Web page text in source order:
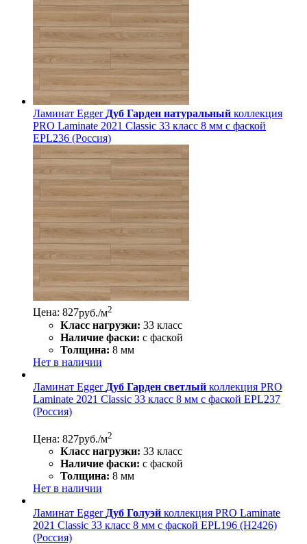
Ламинат Egger Дуб Гарден натуральный коллекция
PRO Laminate 2021 Classic 33 класс 8 мм с фаской
EPL236 (Россия)
Цена: 827руб./м2
Класс нагрузки: 33 класс
Наличие фаски: с фаской
Толщина: 8 мм
Нет в наличии
Ламинат Egger Дуб Гарден светлый коллекция PRO
Laminate 2021 Classic 33 класс 8 мм с фаской EPL237
(Россия)
Цена: 827руб./м2
Класс нагрузки: 33 класс
Наличие фаски: с фаской
Толщина: 8 мм
Нет в наличии
Ламинат Egger Дуб Голуэй коллекция PRO Laminate
2021 Classic 33 класс 8 мм с фаской EPL196 (H2426)
(Россия)